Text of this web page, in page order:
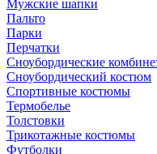
Мужские шапки
Пальто
Парки
Перчатки
Сноубордические
Сноубордический костюм
Спортивные костюмы
Термобелье
Толстовки
Трикотажные костюмы
Футболки